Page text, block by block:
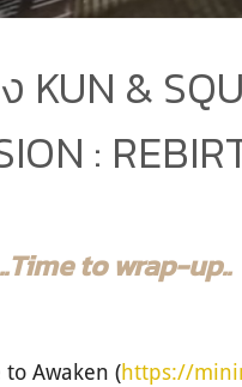
KUN &
:
..Time to wrap-up..
to Awaken (https://